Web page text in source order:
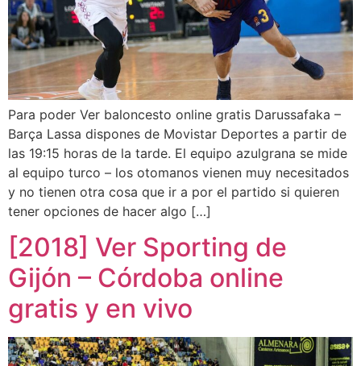
Para poder Ver baloncesto online gratis Darussafaka –
Barça Lassa dispones de Movistar Deportes a partir de
las 19:15 horas de la tarde. El equipo azulgrana se mide
al equipo turco – los otomanos vienen muy necesitados
y no tienen otra cosa que ir a por el partido si quieren
tener opciones de hacer algo […]
[2018] Ver Sporting de
Gijón – Córdoba online
gratis y en vivo